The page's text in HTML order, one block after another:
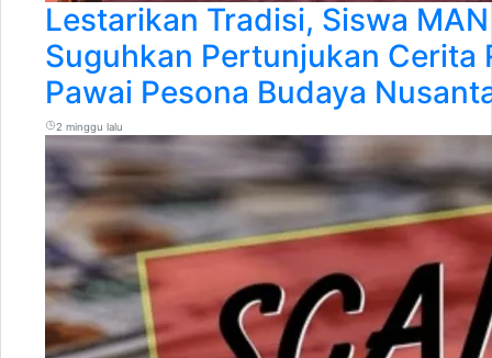
Lestarikan Tradisi, Siswa
Suguhkan Pertunjukan Cerita
Pawai Pesona Budaya
2 minggu lalu